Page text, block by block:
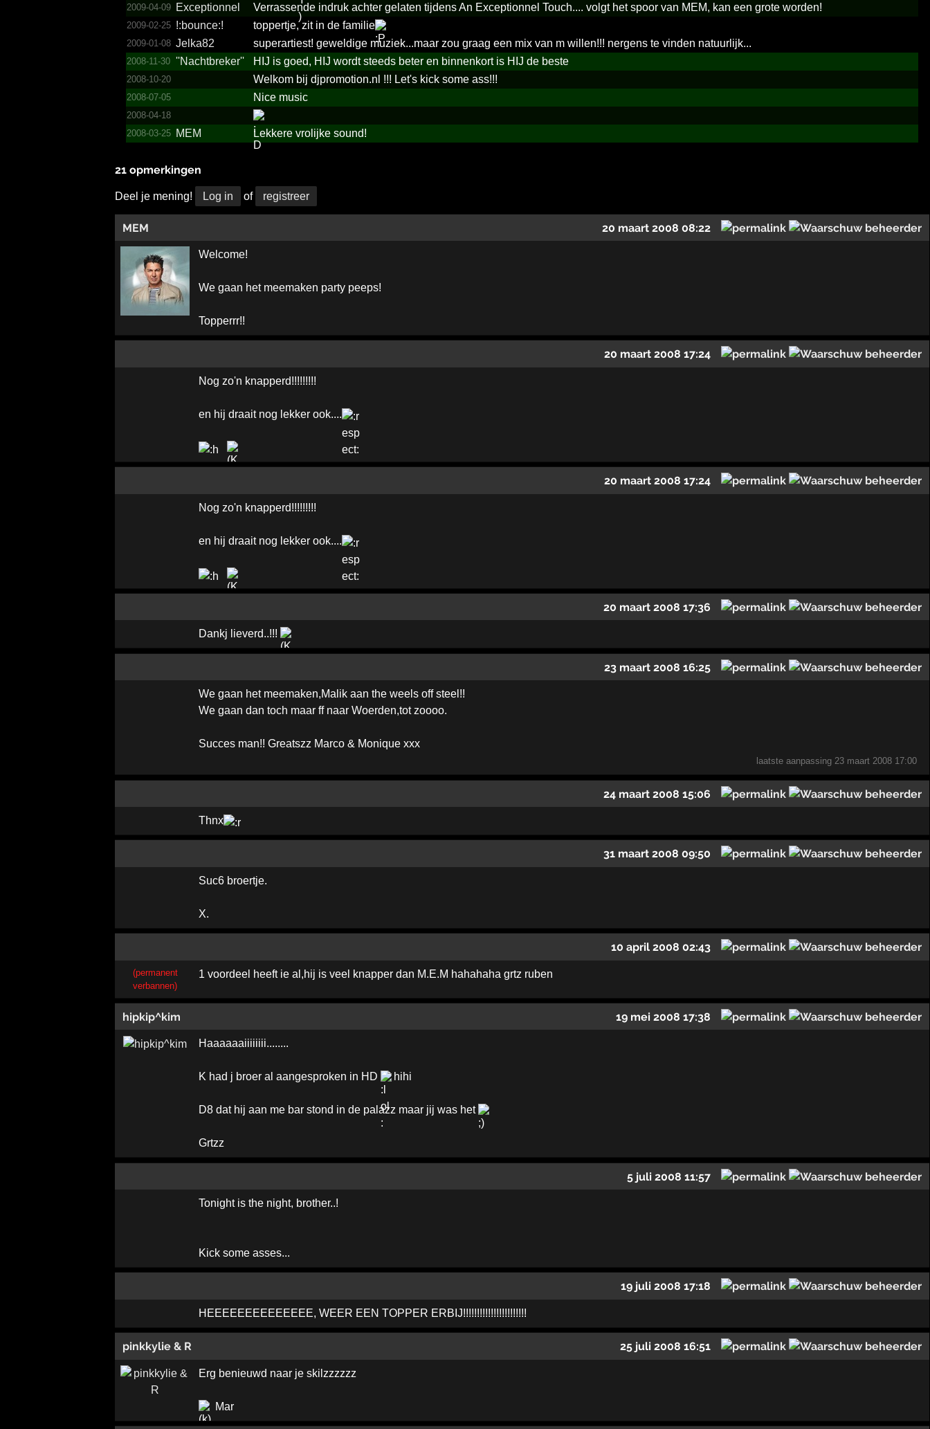
2009-04-09 Exceptionnel Verrassende indruk achter gelaten tijdens An Exceptionnel Touch.... volgt het spoor van MEM, kan een grote worden!
2009-02-25 !:bounce:! toppertje, zit in de familie
2009-01-08 Jelka82 superartiest! geweldige muziek...maar zou graag een mix van m willen!!! nergens te vinden natuurlijk...
2008-11-30 ''Nach­tbreke­r'' HIJ is goed, HIJ wordt steeds beter en binnenkort is HIJ de beste
2008-10-20 Welkom bij djpromotion.nl !!! Let's kick some ass!!!
2008-07-05 Nice music
2008-04-18
2008-03-25 MEM Lekkere vrolijke sound!
21 opmerkingen
Deel je mening! Log in of registreer
MEM 20 maart 2008 08:22
Welcome!
We gaan het meemaken party peeps!
Topperrr!!
20 maart 2008 17:24
Nog zo'n knapperd!!!!!!!!!
en hij draait nog lekker ook....
20 maart 2008 17:24
Nog zo'n knapperd!!!!!!!!!
en hij draait nog lekker ook....
20 maart 2008 17:36
Dankj lieverd..!!!
23 maart 2008 16:25
We gaan het meemaken,Malik aan the weels off steel!!
We gaan dan toch maar ff naar Woerden,tot zoooo.
Succes man!! Greatszz Marco & Monique xxx
laatste aanpassing 23 maart 2008 17:00
24 maart 2008 15:06
Thnx
31 maart 2008 09:50
Suc6 broertje.
X.
10 april 2008 02:43
(permanent
verbannen)
1 voordeel heeft ie al,hij is veel knapper dan M.E.M hahahaha grtz ruben
hipkip^kim 19 mei 2008 17:38
Haaaaaaiiiiiiii........
K had j broer al aangesproken in HD hihi
D8 dat hij aan me bar stond in de palazz maar jij was het
Grtzz
5 juli 2008 11:57
Tonight is the night, brother..!
Kick some asses...
19 juli 2008 17:18
HEEEEEEEEEEEEEE, WEER EEN TOPPER ERBIJ!!!!!!!!!!!!!!!!!!!!!!!
pinkkylie & R 25 juli 2008 16:51
Erg benieuwd naar je skilzzzzzz
Mar